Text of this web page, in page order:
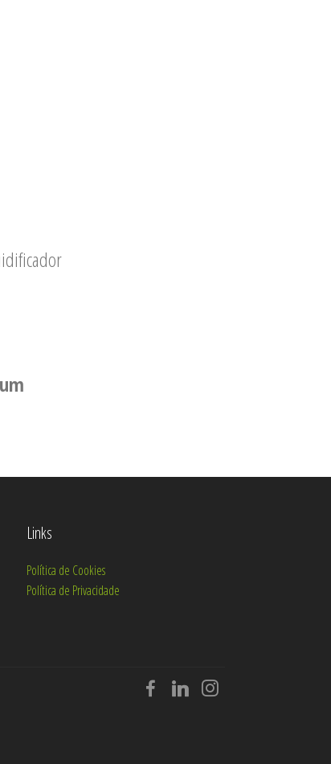
Links
Política de Cookies
Política de Privacidade